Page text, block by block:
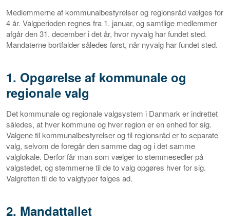
Medlemmerne af kommunalbestyrelser og regionsråd vælges for
4 år. Valgperioden regnes fra 1. januar, og samtlige medlemmer
afgår den 31. december i det år, hvor nyvalg har fundet sted.
Mandaterne bortfalder således først, når nyvalg har fundet sted.
1. Opgørelse af kommunale og
regionale valg
Det kommunale og regionale valgsystem i Danmark er indrettet
således, at hver kommune og hver region er en enhed for sig.
Valgene til kommunalbestyrelser og til regionsråd er to separate
valg, selvom de foregår den samme dag og i det samme
valglokale. Derfor får man som vælger to stemmesedler på
valgstedet, og stemmerne til de to valg opgøres hver for sig.
Valgretten til de to valgtyper følges ad.
2. Mandattallet